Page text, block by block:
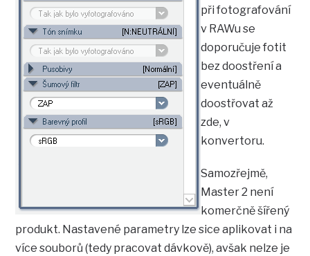
při fotografování
v RAWu se
doporučuje fotit
bez doostření a
eventuálně
doostřovat až
zde, v
konvertoru.
Samozřejmě,
Master 2 není
komerčně šířený
produkt. Nastavené parametry lze sice aplikovat i na
více souborů (tedy pracovat dávkově), avšak nelze je